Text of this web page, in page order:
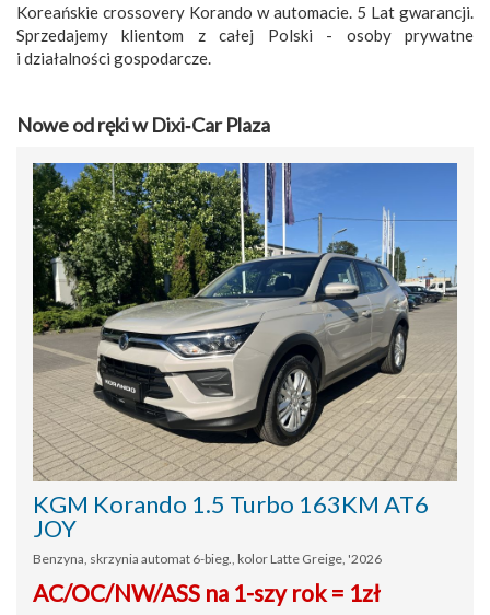
Koreańskie crossovery Korando w automacie. 5 Lat gwarancji.
Sprzedajemy klientom z całej Polski - osoby prywatne
i działalności gospodarcze.
Nowe od ręki w Dixi‑Car Plaza
KGM Korando 1.5 Turbo 163KM AT6
JOY
Benzyna, skrzynia automat 6-bieg., kolor Latte Greige, '2026
AC/OC/NW/ASS na 1-szy rok = 1zł